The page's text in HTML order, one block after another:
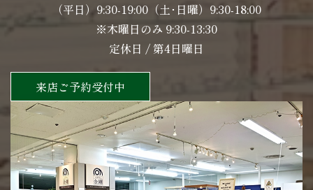
（平日）9:30-19:00（土･日曜）9:30-18:00
※木曜日のみ 9:30-13:30
定休日 / 第4日曜日
来店ご予約受付中